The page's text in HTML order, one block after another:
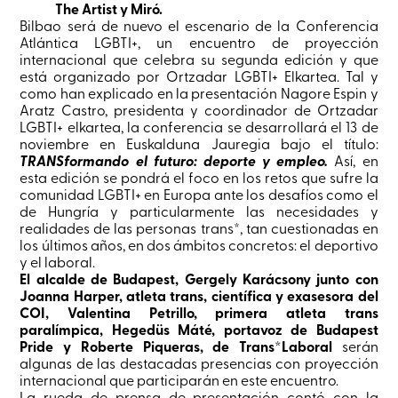
The Artist y Miró.
Bilbao será de nuevo el escenario de la Conferencia
Atlántica LGBTI+, un encuentro de proyección
internacional que celebra su segunda edición y que
está organizado por Ortzadar LGBTI+ Elkartea. Tal y
como han explicado en la presentación Nagore Espin y
Aratz Castro, presidenta y coordinador de Ortzadar
LGBTI+ elkartea, la conferencia se desarrollará el 13 de
noviembre en Euskalduna Jauregia bajo el título:
TRANSformando el futuro: deporte y empleo. Así, en
esta edición se pondrá el foco en los retos que sufre la
comunidad LGBTI+ en Europa ante los desafíos como el
de Hungría y particularmente las necesidades y
realidades de las personas trans*, tan cuestionadas en
los últimos años, en dos ámbitos concretos: el deportivo
y el laboral.
El alcalde de Budapest, Gergely Karácsony junto con
Joanna Harper, atleta trans, científica y exasesora del
COI, Valentina Petrillo, primera atleta trans
paralímpica, Hegedüs Máté, portavoz de Budapest
Pride y Roberte Piqueras, de Trans*Laboral serán
algunas de las destacadas presencias con proyección
internacional que participarán en este encuentro.